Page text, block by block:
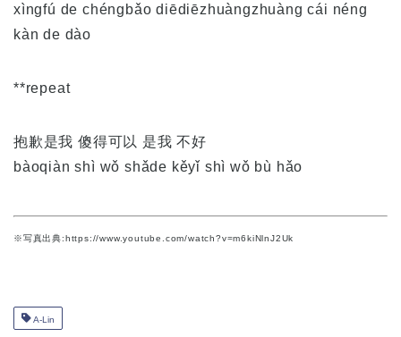
xìngfú de chéngbǎo diēdiēzhuàngzhuàng cái néng
kàn de dào
**repeat
抱歉是我 傻得可以 是我 不好
bàoqiàn shì wǒ shǎde kěyǐ shì wǒ bù hǎo
※写真出典:https://www.youtube.com/watch?v=m6kiNlnJ2Uk
A-Lin